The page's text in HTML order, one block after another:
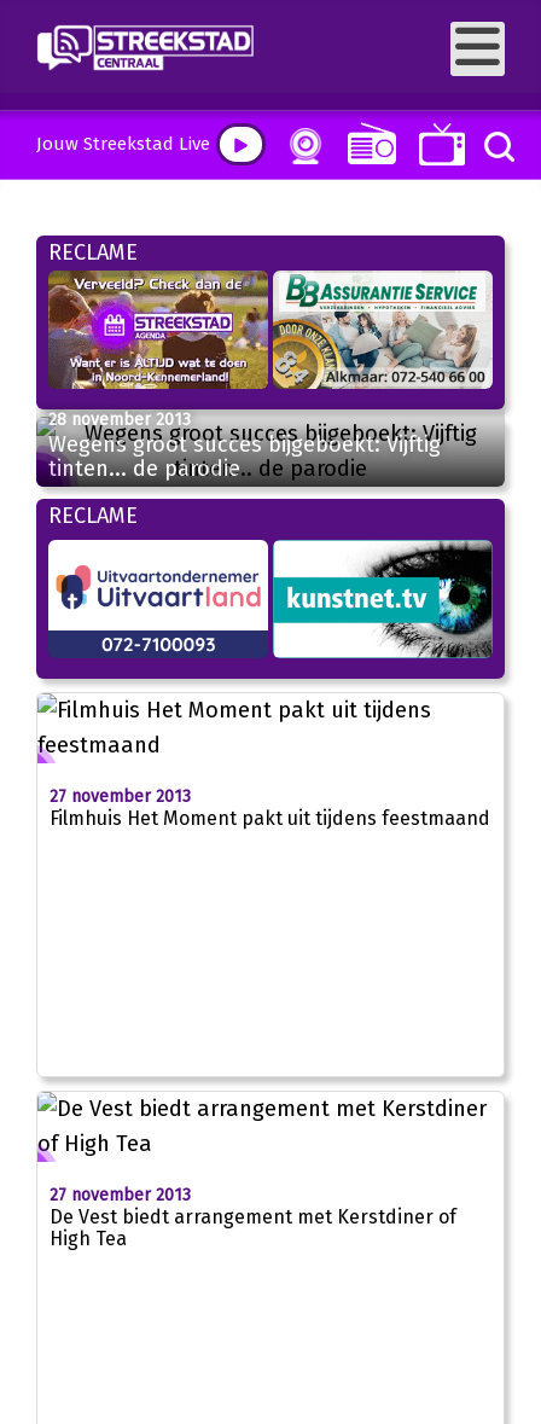
Jouw Streekstad Live
RECLAME
28 november 2013
Wegens groot succes bijgeboekt: Vijftig
tinten... de parodie
RECLAME
27 november 2013
Filmhuis Het Moment pakt uit tijdens feestmaand
27 november 2013
De Vest biedt arrangement met Kerstdiner of
High Tea